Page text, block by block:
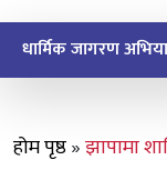
माङसेवासाबा
होम पृष्ठ»झापामा